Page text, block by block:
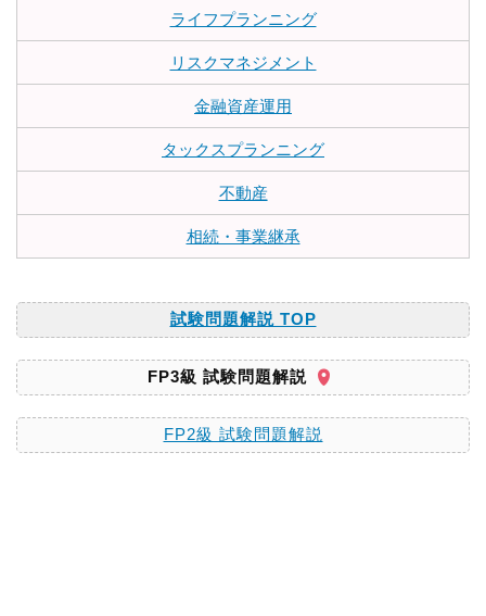
ライフプランニング
リスクマネジメント
金融資産運用
タックスプランニング
不動産
相続・事業継承
試験問題解説 TOP
FP3級 試験問題解説
FP2級 試験問題解説